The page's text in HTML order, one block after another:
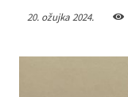
20. ožujka 2024.